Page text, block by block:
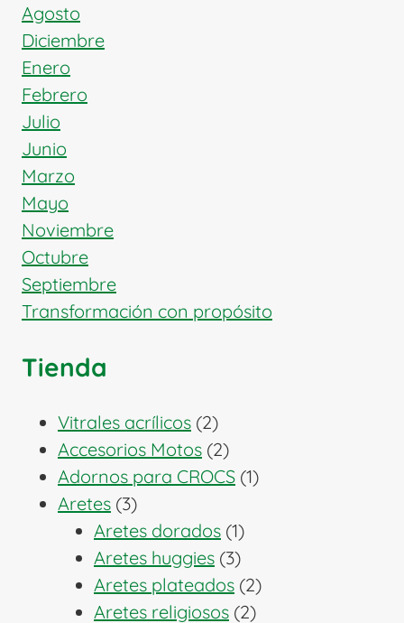
Agosto
Diciembre
Enero
Febrero
Julio
Junio
Marzo
Mayo
Noviembre
Octubre
Septiembre
Transformación con propósito
Tienda
Vitrales acrílicos 22
productos
Accesorios Motos 22
productos
Adornos para CROCS 11
Aretes 33
productos
Aretes dorados 11
producto
Aretes huggies 33
productos
Aretes plateados 22
productos
Aretes religiosos 22